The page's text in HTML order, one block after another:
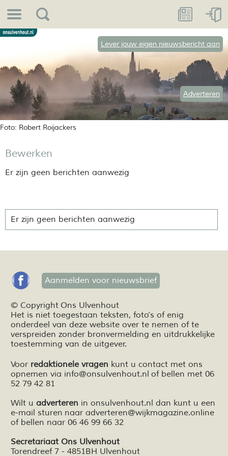
Foto: Robert Roijackers
Lever jouw eigen nieuwsbericht aan
Adverteren
Bewerken
Er zijn geen berichten aanwezig
Er zijn geen berichten aanwezig
Aanmelden voor nieuwsbrief
© Copyright Ons Ulvenhout
Het is niet toegestaan teksten, foto’s of enig
onderdeel van deze website over te nemen of te
verspreiden zonder bronvermelding en uitdrukkelijke
toestemming van de uitgever.
Voor redaktionele vragen kunt u contact met ons
opnemen via info@onsulvenhout.nl of bellen met 06
52 79 42 81
Wilt u adverteren in onsulvenhout.nl dan kunt u een
e-mail sturen naar adverteren@wijkmagazine.online
of bellen naar 06 46 99 66 32
Secretariaat Ons Ulvenhout
Torendreef 7 - 4851BH Ulvenhout